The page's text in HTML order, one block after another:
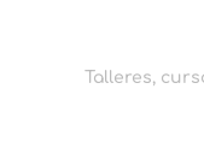
Talleres,